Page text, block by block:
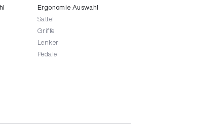
Ergonomie Auswahl
Sattel
Griffe
Lenker
Pedale